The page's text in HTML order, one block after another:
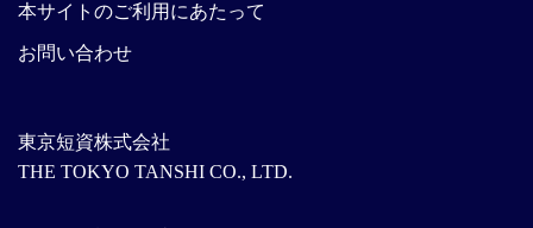
東京短資株式会社
THE TOKYO TANSHI CO., LTD.
本サイトのご利用にあたって
お問い合わせ